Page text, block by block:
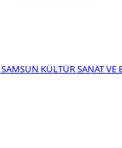
SAMSUN KÜLTÜR SANAT VE